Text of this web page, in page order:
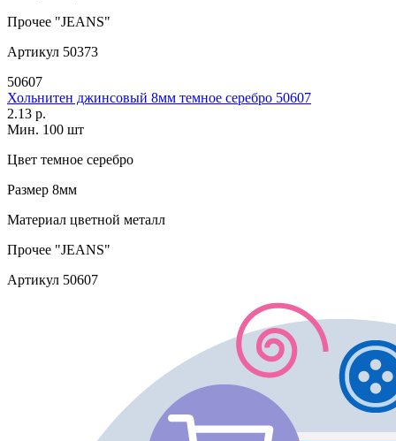
Прочее "JEANS"
Артикул 50373
50607
Хольнитен джинсовый 8мм темное серебро 50607
2.13 р.
Мин. 100 шт
Цвет темное серебро
Размер 8мм
Материал цветной металл
Прочее "JEANS"
Артикул 50607